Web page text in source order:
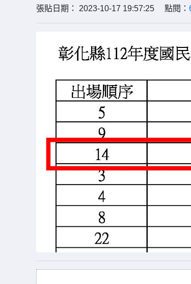
張貼日期： 2023-10-17 19:57:25 點閱：